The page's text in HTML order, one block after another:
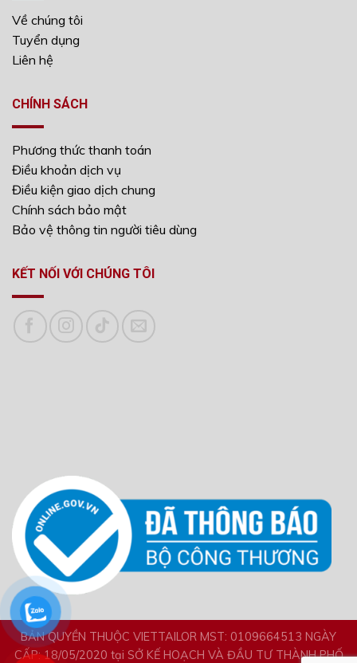
Về chúng tôi
Tuyển dụng
Liên hệ
CHÍNH SÁCH
Phương thức thanh toán
Điều khoản dịch vụ
Điều kiện giao dịch chung
Chính sách bảo mật
Bảo vệ thông tin người tiêu dùng
KẾT NỐI VỚI CHÚNG TÔI
BẢN QUYỀN THUỘC VIETTAILOR MST: 0109664513 NGÀY
CẤP: 18/05/2020 tại SỞ KẾ HOẠCH VÀ ĐẦU TƯ THÀNH PHỐ